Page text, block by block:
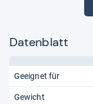
Datenblatt
Geeignet für
Gewicht